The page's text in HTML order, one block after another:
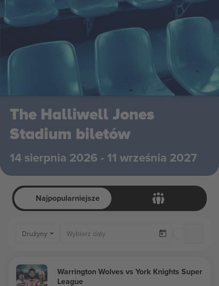
The Halliwell Jones
Stadium biletów
14 sierpnia 2026 - 11 września 2027
Najpopularniejsze
Drużyny
Warrington Wolves vs York Knights Super
League